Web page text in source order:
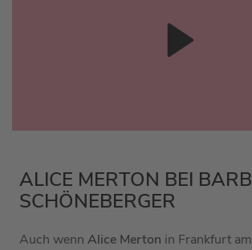
ALICE MERTON BEI
SCHÖNEBERGER
Auch wenn Alice Merton in Frankfurt